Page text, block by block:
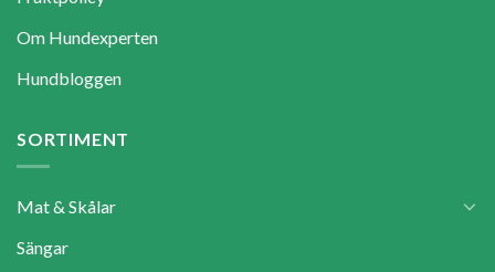
Om Hundexperten
Hundbloggen
SORTIMENT
Mat & Skålar
Sängar